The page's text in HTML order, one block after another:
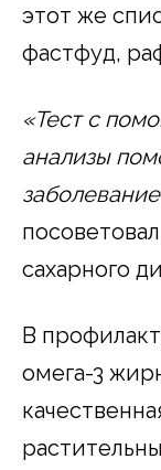
этот же
фастфуд,
«Тест с
анализы
сахарного
В
омега-3